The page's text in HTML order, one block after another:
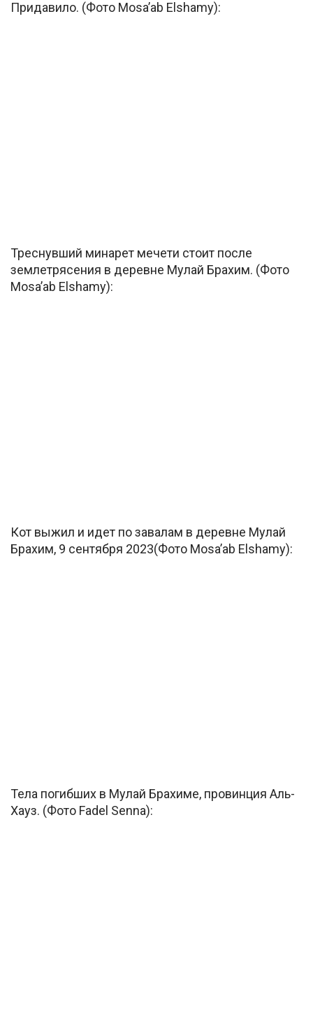
Придавило. (Фото Mosa’ab Elshamy):
Треснувший минарет мечети стоит после
землетрясения в деревне Мулай Брахим. (Фото
Mosa’ab Elshamy):
Кот выжил и идет по завалам в деревне Мулай
Брахим, 9 сентября 2023(Фото Mosa’ab Elshamy):
Тела погибших в Мулай Брахиме, провинция Аль-
Хауз. (Фото Fadel Senna):